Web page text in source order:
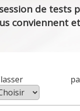
de
conviennent